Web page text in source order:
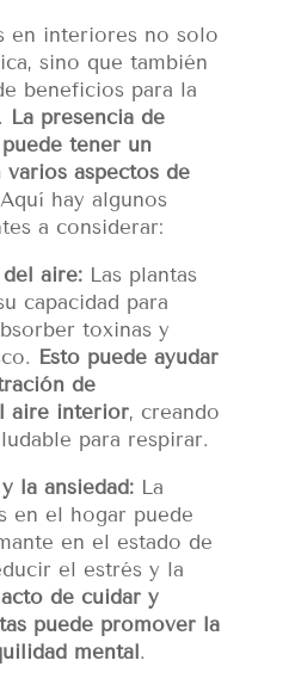
en interiores no solo
sino que también
beneficios para la
La presencia de
tener un
aspectos de
hay algunos
a considerar:
aire:Las plantas
capacidad para
toxinas y
Esto puede ayudar
de
aire interior, creando
para respirar.
la ansiedad:La
en el hogar puede
en el estado de
el estrés y la
de cuidar y
puede promover la
mental.